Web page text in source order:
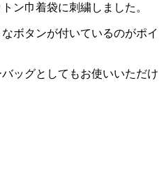
ン巾着袋に刺繍しました。
ボタンが付いているのがポイ
ッグとしてもお使いいただけ